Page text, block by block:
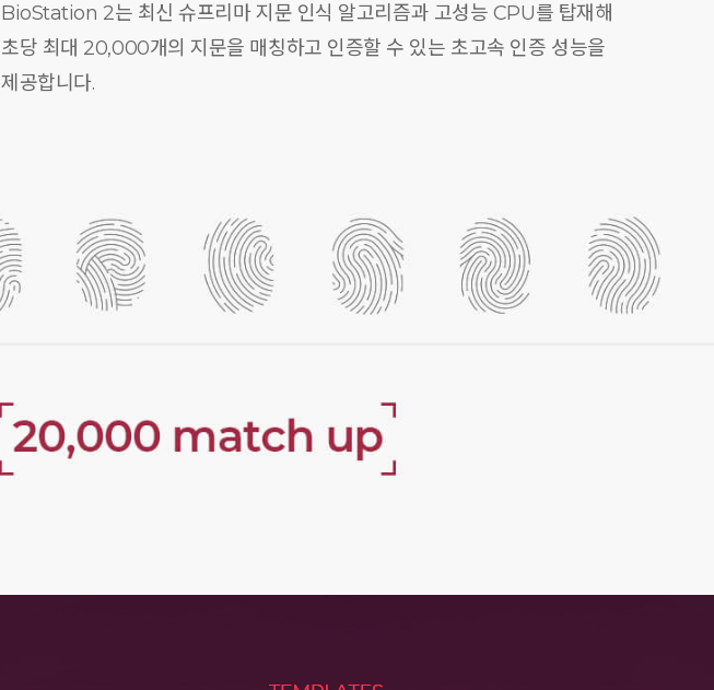
BioStation 2는 최신 슈프리마 지문 인식 알고리즘과 고성능 CPU를 탑재해
초당 최대 20,000개의 지문을 매칭하고 인증할 수 있는 초고속 인증 성능을
제공합니다.